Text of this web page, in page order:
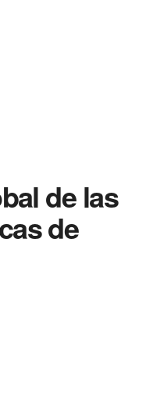
de las
de